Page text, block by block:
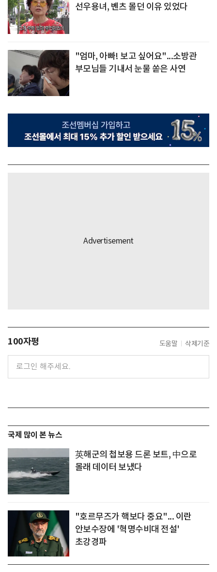
선우용녀, 벤츠 몰던 이유 있었다
"엄마, 아빠! 보고 싶어요"...소방관
부모님들 기내서 눈물 쏟은 사연
100자평 도움말 삭제기준
국제 많이 본 뉴스
英해군의 첩보용 드론 보트, 中으로
몰래 데이터 보냈다
"호르무즈가 핵보다 중요"... 이란
안보수장에 '혁명수비대 전설'
초강경파